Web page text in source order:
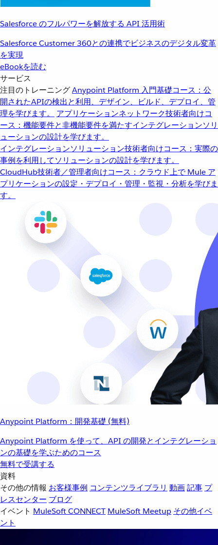
Salesforce のフルパワーを解放する API 活用術
Salesforce Customer 360との連携でビジネスのデジタル変革
を実現
eBookを読む
サービス
注目のトレーニングAnypoint Platform 入門基礎コース：公
開されたAPIの検出と利用、デザイン、ビルド、デプロイ、管
理を学びます。
アプリケーションネットワーク技術者向けコ
ース：機能要件と非機能要件を満たすインテグレーションソリ
ューションの設計を学びます。
インテグレーションソリューション技術者向けコース：実際の
事例を利用してソリューションの設計を学びます。
CloudHub技術者／管理者向けコース：クラウド上で Mule ア
プリケーションの設定・デプロイ・管理・監視・分析を学びま
す。
Anypoint Platform：開発基礎 (無料)
Anypoint Platform を使って、API の開発とインテグレーショ
ンの基礎を学ぶためのコース
無料で受講する
資料
その他の情報 お客様事例 コンテンツライブラリ 動画記事 プ
レスセンター ブログ
イベント MuleSoft CONNECT MuleSoft Meetup その他イベ
ント